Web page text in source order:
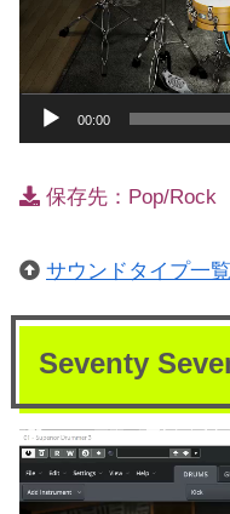
00:00
保存先：Pop/Rock
サウンドタイプ一
Seventy
動
画